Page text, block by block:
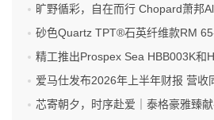
旷野循彩，自在而行 Chopard萧邦Alpine
砂色Quartz TPT®石英纤维款RM 65-01 双
精工推出Prospex Sea HBB003K和
爱马仕发布2026年上半年财报 营收
芯寄朝夕，时序赴爱｜泰格豪雅臻